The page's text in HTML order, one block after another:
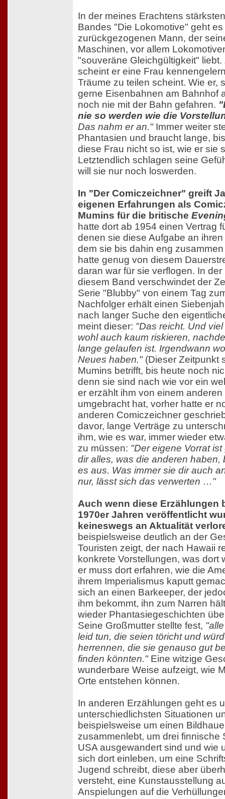
In der meines Erachtens
Bandes "Die Lokomotive" geht
zurückgezogenen Mann, der
Maschinen, vor allem
"souveräne Gleichgültigkeit"
scheint er eine Frau
Träume zu teilen scheint. Wie er,
gerne Eisenbahnen am Bahnhof
noch nie mit der Bahn gefahren.
nie so werden wie die
Das nahm er an."Immer weiter
Phantasien und braucht lange,
diese Frau nicht so ist, wie er sie
Letztendlich schlagen seine
will sie nur noch loswerden.
In "Der Comiczeichner" greift
eigenen Erfahrungen als
Mumins für die britische
hatte dort ab 1954 einen Vertrag
denen sie diese Aufgabe an
dem sie bis dahin eng
hatte genug von diesem
daran war für sie verflogen. In
diesem Band verschwindet der
Serie "Blubby" von einem Tag
Nachfolger erhält einen
nach langer Suche den
meint dieser: "Das reicht. Und
wohl auch kaum riskieren,
lange gelaufen ist. Irgendwann
Neues haben."(Dieser Zeitpunkt
Mumins betrifft, bis heute noch
denn sie sind nach wie vor ein
er erzählt ihm von einem
umgebracht hat, vorher hatte er
anderen Comiczeichner
davor, lange Verträge zu
ihm, wie es war, immer wieder
zu müssen: "Der eigene Vorrat
dir alles, was die anderen haben,
es aus. Was immer sie dir auch
nur, lässt sich das verwerten …"
Auch wenn diese Erzählungen
1970er Jahren veröffentlicht
keineswegs an Aktualität
beispielsweise deutlich an der
Touristen zeigt, der nach Hawaii
konkrete Vorstellungen, was dort
er muss dort erfahren, wie die
ihrem Imperialismus kaputt
sich an einen Barkeeper, der
ihm bekommt, ihn zum Narren
wieder Phantasiegeschichten
Seine Großmutter stellte fest,
leid tun, die seien töricht und
herrennen, die sie genauso gut
finden könnten."Eine witzige
wunderbare Weise aufzeigt, wie
Orte entstehen können.
In anderen Erzählungen geht es
unterschiedlichsten Situationen
beispielsweise um einen
zusammenlebt, um drei finnische
USA ausgewandert sind und wie
sich dort einleben, um eine
Jugend schreibt, diese aber
versteht, eine Kunstausstellung
Anspielungen auf die